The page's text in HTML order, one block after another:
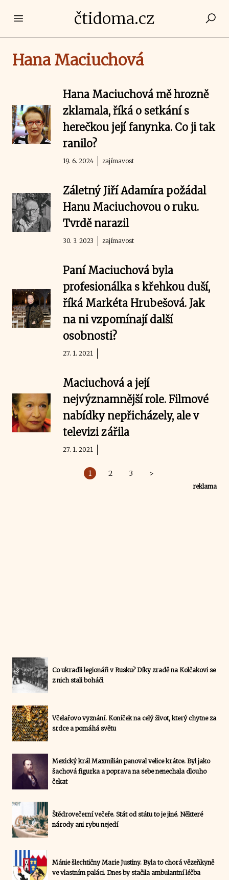
Open main menučtidoma.cz
Hana Maciuchová
Hana Maciuchová mě hrozně
zklamala, říká o setkání s
herečkou její fanynka. Co ji tak
ranilo?
19. 6. 2024 zajímavost
Záletný Jiří Adamíra požádal
Hanu Maciuchovou o ruku.
Tvrdě narazil
30. 3. 2023 zajímavost
Paní Maciuchová byla
profesionálka s křehkou duší,
říká Markéta Hrubešová. Jak
na ni vzpomínají další
osobnosti?
27. 1. 2021
Maciuchová a její
nejvýznamnější role. Filmové
nabídky nepřicházely, ale v
televizi zářila
27. 1. 2021
1 2 3 >
reklama
Co ukradli legionáři v Rusku? Díky zradě na Kolčakovi se
z nich stali boháči
Včelařovo vyznání. Koníček na celý život, který chytne za
srdce a pomáhá světu
Mexický král Maxmilián panoval velice krátce. Byl jako
šachová figurka a poprava na sebe nenechala dlouho
čekat
Štědrovečerní večeře. Stát od státu to je jiné. Některé
národy ani rybu nejedí
Mánie šlechtičny Marie Justiny. Byla to chorá vězeňkyně
ve vlastním paláci. Dnes by stačila ambulantní léčba